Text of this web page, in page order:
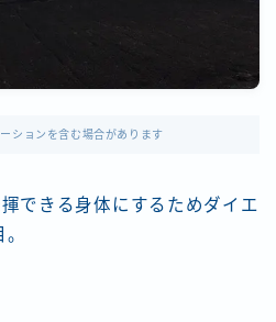
ションを含む場合があります
できる身体にするためダイエ